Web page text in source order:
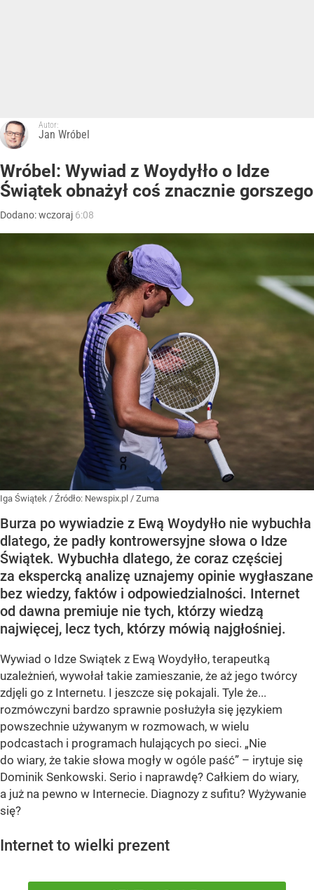
Autor:
Jan Wróbel
Wróbel: Wywiad z Woydyłło o Idze
Świątek obnażył coś znacznie gorszego
Dodano:wczoraj 6:08
Iga Świątek / Źródło: Newspix.pl / Zuma
Burza po wywiadzie z Ewą Woydyłło nie wybuchła
dlatego, że padły kontrowersyjne słowa o Idze
Świątek. Wybuchła dlatego, że coraz częściej
za ekspercką analizę uznajemy opinie wygłaszane
bez wiedzy, faktów i odpowiedzialności. Internet
od dawna premiuje nie tych, którzy wiedzą
najwięcej, lecz tych, którzy mówią najgłośniej.
Wywiad o Idze Swiątek z Ewą Woydyłło, terapeutką
uzależnień, wywołał takie zamieszanie, że aż jego twórcy
zdjęli go z Internetu. I jeszcze się pokajali. Tyle że...
rozmówczyni bardzo sprawnie posłużyła się językiem
powszechnie używanym w rozmowach, w wielu
podcastach i programach hulających po sieci. „Nie
do wiary, że takie słowa mogły w ogóle paść” – irytuje się
Dominik Senkowski. Serio i naprawdę? Całkiem do wiary,
a już na pewno w Internecie. Diagnozy z sufitu? Wyżywanie
się?
Internet to wielki prezent